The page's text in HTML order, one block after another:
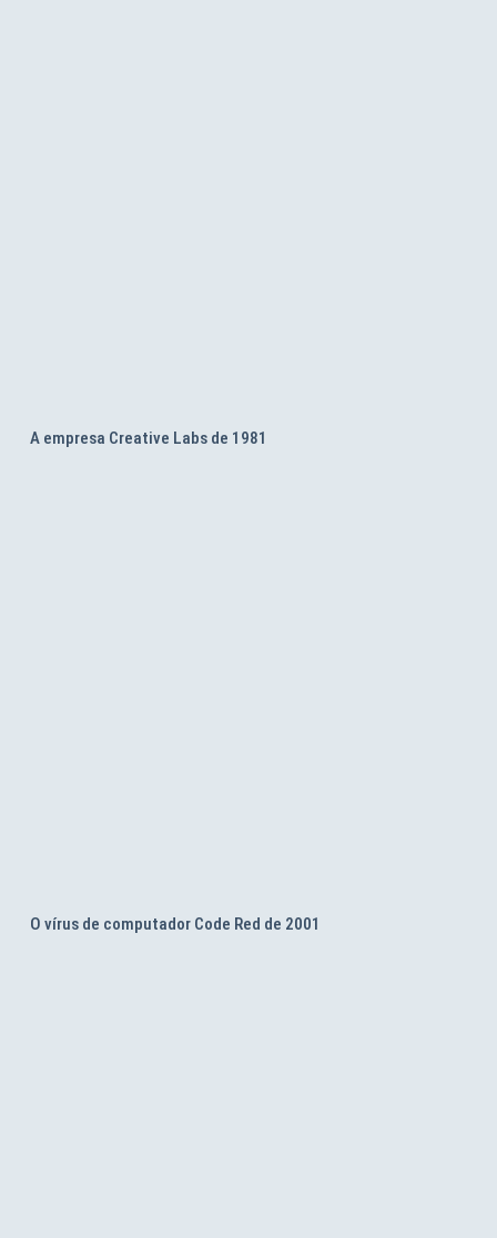
A empresa Creative Labs de 1981
O vírus de computador Code Red de 2001